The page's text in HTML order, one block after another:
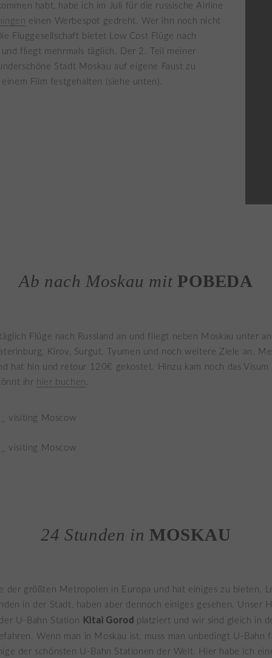
habt, habe ich im Juli für die russische Airline
einen Werbespot gedreht. Wer ihn noch nicht
Fluggesellschaft bietet Low Cost Flüge nach
fliegt mehrmals täglich. Der 2. Teil meiner
Stadt Moskau auf eigene Faust zu
Film festgehalten (siehe unten).
Ab nach Moskau mit POBEDA
Flüge nach Russland an und fliegt neben Moskau unter
Kirov, Surgut, Tyumen und noch weitere Ziele an.
hat hin und retour 120€ gekostet. Hinzu kam noch das
ihr hier buchen
24 Stunden in MOSKAU
der größten Metropolen in Europa und hat einiges zu bieten.
in der Stadt, haben aber dennoch einiges gesehen. Unser
U-Bahn Station Kitai Gorod platziert und wir sind gleich in
Wenn man in Moskau ist, muss man unbedingt U-Bahn
der schönsten U-Bahn Stationen der Welt. Hier habe ich